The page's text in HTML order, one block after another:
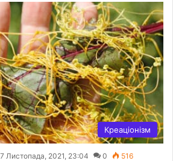
Креаціонізм
Листопада, 2021, 23:04 0 516